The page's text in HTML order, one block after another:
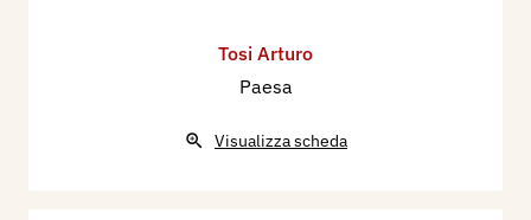
Tosi Arturo
Paesa
Visualizza scheda